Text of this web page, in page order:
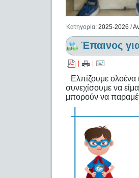
Κατηγορία:2025-2026 /
Έπαινος
Ελπίζουμε ολοένα
συνεχίσουμε να
μπορούν να